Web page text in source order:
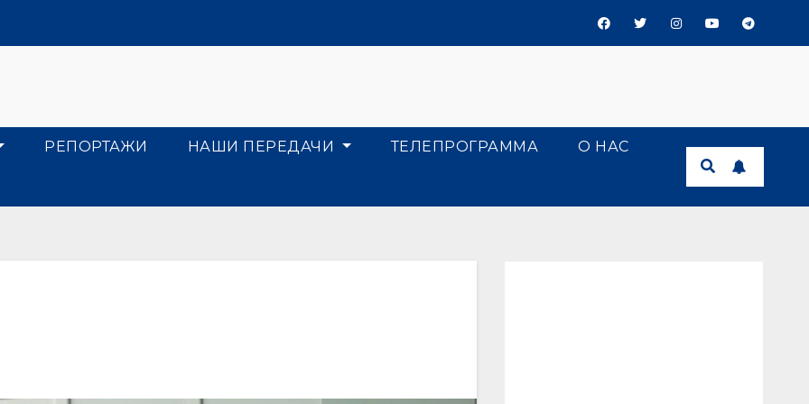
РЕПОРТАЖИ НАШИ ПЕРЕДАЧИ ТЕЛЕПРОГРАММА О НАС